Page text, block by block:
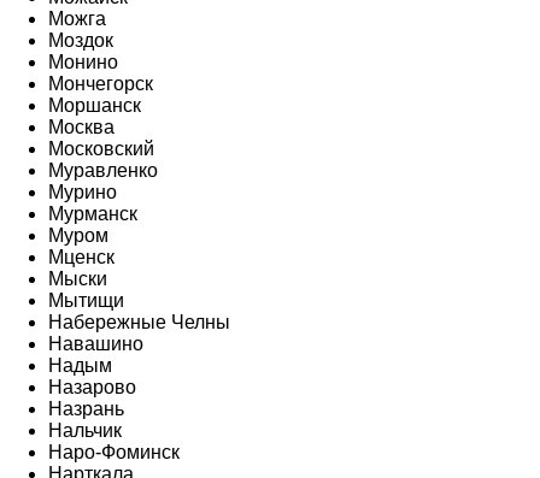
Можга
Моздок
Монино
Мончегорск
Моршанск
Москва
Московский
Муравленко
Мурино
Мурманск
Муром
Мценск
Мыски
Мытищи
Набережные Челны
Навашино
Надым
Назарово
Назрань
Нальчик
Наро-Фоминск
Нарткала